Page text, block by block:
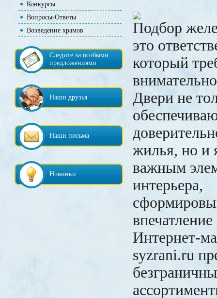
Конкурсы
Вопросы-Ответы
Возведение храмов
Следите за особыми
предложениями
Наши друзья
Наши письма
Новинки
Подбор
это
который
Двери не
жилья, но и
важным
интерьера,
Интернет-
syzrani.ru